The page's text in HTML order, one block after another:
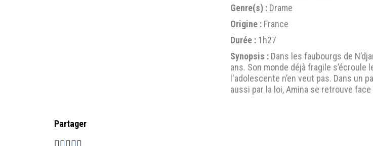
Genre(s) : Drame
Origine : France
Durée : 1h27
Synopsis : Dans les faubourgs de
ans. Son monde déjà fragile
l'adolescente n’en veut pas. Dans un
aussi par la loi, Amina se retrouve
Partager